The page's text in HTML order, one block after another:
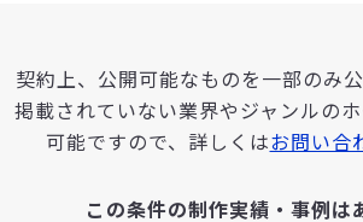
契約上、公開可能なものを一部のみ公
掲載されていない業界やジャンルの
可能ですので、詳しくはお問い合
この条件の制作実績・事例は